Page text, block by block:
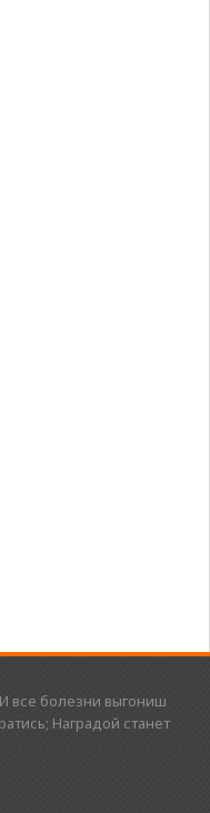
все болезни выгониш
Наградой станет